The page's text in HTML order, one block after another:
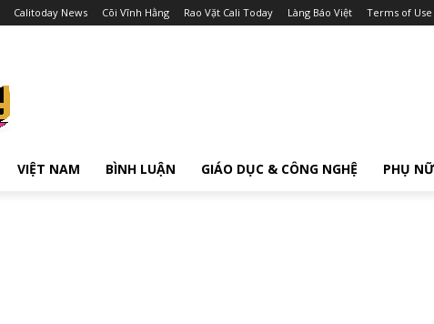
Calitoday News Cõi Vĩnh Hằng Rao Vặt Cali Today Làng Báo Việt Terms of Use
VIỆT NAM BÌNH LUẬN GIÁO DỤC & CÔNG NGHỆ PHỤ NỮ